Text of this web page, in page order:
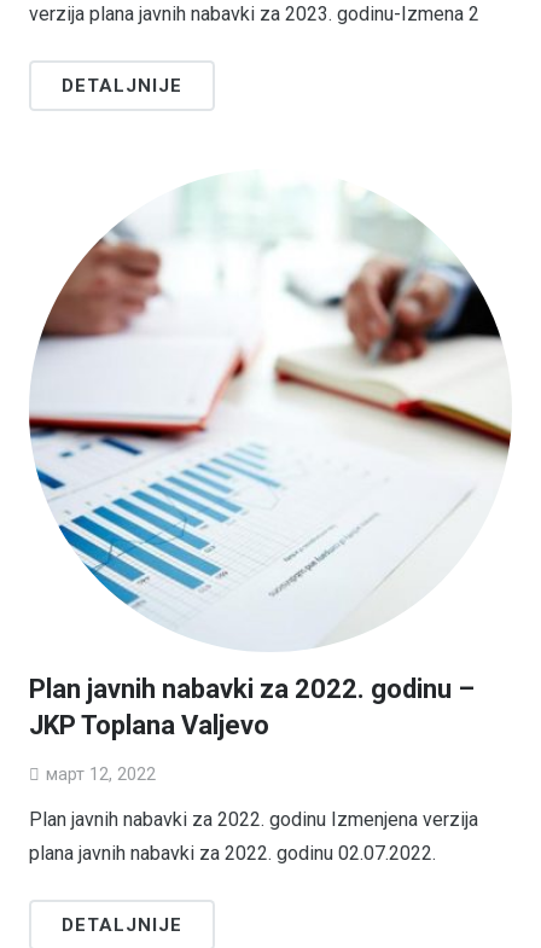
verzija plana javnih nabavki za 2023. godinu-Izmena 2
DETALJNIJE
Plan javnih nabavki za 2022. godinu –
JKP Toplana Valjevo
март 12, 2022
Plan javnih nabavki za 2022. godinu Izmenjena verzija
plana javnih nabavki za 2022. godinu 02.07.2022.
DETALJNIJE